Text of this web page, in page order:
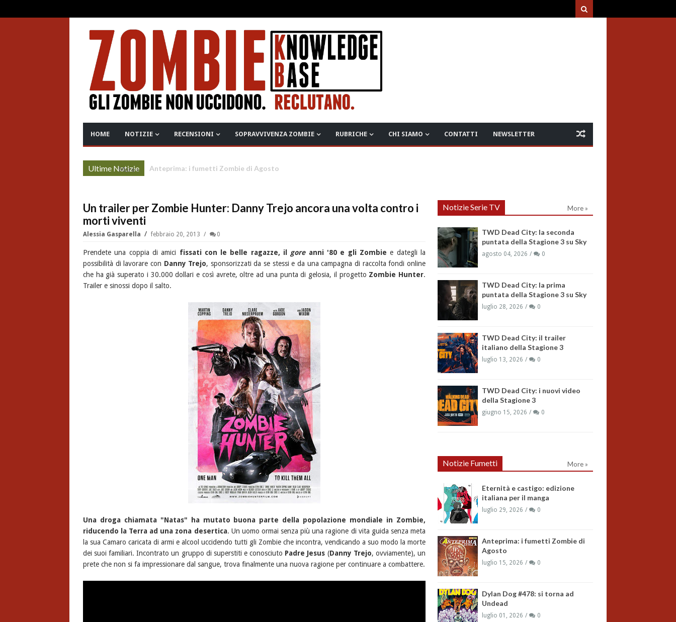
HOME NOTIZIE RECENSIONI SOPRAVVIVENZA ZOMBIE RUBRICHE CHI SIAMO CONTATTI NEWSLETTER
Ultime Notizie
More » TWD Dead City: il trailer italiano della Stagione 3
Un trailer per Zombie Hunter: Danny Trejo ancora una volta contro i
morti viventi
Alessia Gasparella febbraio 20, 2013 0
Prendete una coppia di amici fissati con le belle ragazze, il goreanni '80 e gli Zombie e dategli la
possibilità di lavorare con Danny Trejo, sponsorizzati da se stessi e da una campagna di raccolta fondi online
che ha già superato i 30.000 dollari e così avrete, oltre ad una punta di gelosia, il progetto Zombie Hunter.
Trailer e sinossi dopo il salto.
Una droga chiamata "Natas" ha mutato buona parte della popolazione mondiale in Zombie,
riducendo la Terra ad una zona desertica. Un uomo ormai senza più una ragione di vita guida senza meta
la sua Camaro caricata di armi e alcool uccidendo tutti gli Zombie che incontra, vendicando a suo modo la morte
dei suoi familiari. Incontrato un gruppo di superstiti e conosciuto Padre Jesus (Danny Trejo, ovviamente), un
prete che non si fa impressionare dal sangue, trova finalmente una nuova ragione per continuare a combattere.
Notizie Serie TV More »
TWD Dead City: la seconda
puntata della Stagione 3 su Sky
agosto 04, 2026 0
TWD Dead City: la prima
puntata della Stagione 3 su Sky
luglio 28, 2026 0
TWD Dead City: il trailer
italiano della Stagione 3
luglio 13, 2026 0
TWD Dead City: i nuovi video
della Stagione 3
giugno 15, 2026 0
Notizie Fumetti More »
Eternità e castigo: edizione
italiana per il manga
luglio 29, 2026 0
Anteprima: i fumetti Zombie di
Agosto
luglio 15, 2026 0
Dylan Dog #478: si torna ad
Undead
luglio 01, 2026 0